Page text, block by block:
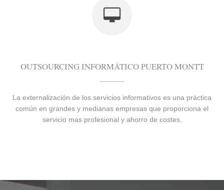
OUTSOURCING INFORMÁTICO PUERTO MONTT
La externalización de los servicios informativos es una práctica
común en grandes y medianas empresas que proporciona el
servicio mas profesional y ahorro de costes.